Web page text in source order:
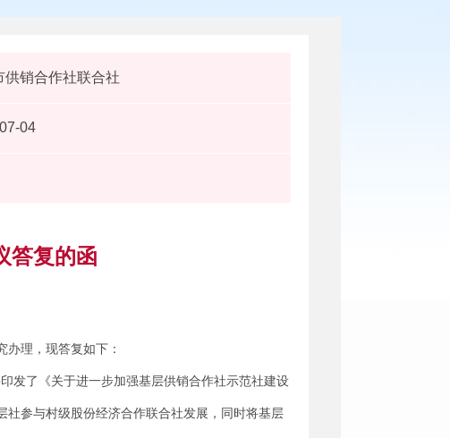
供销合作社联合社
04
答复的函
理，现答复如下：
发了《关于进一步加强基层供销合作社示范社建设
参与村级股份经济合作联合社发展，同时将基层